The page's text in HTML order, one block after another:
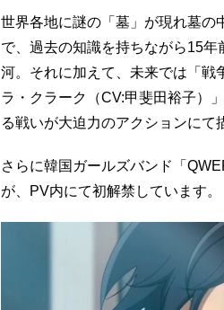
世界各地に謎の「墓」が現れ墓の
で、過去の知識を持ちながら15
河。それに加えて、未来では「戦
ラ・クラーク（CV:甲斐田裕子）
る戦いが大迫力のアクションにて
さらに韓国ガールズバンド「
が、PV内にて初解禁しています。